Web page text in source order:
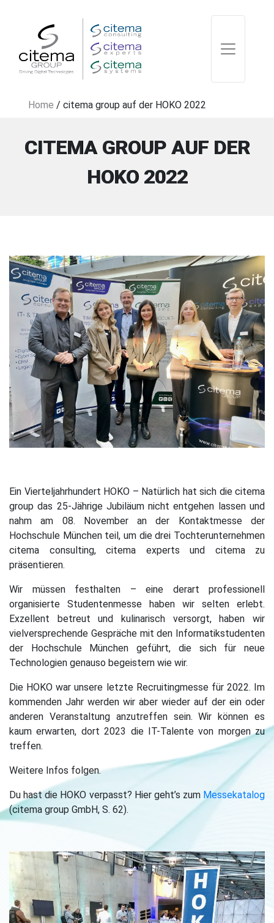
Home / citema group auf der HOKO 2022
CITEMA GROUP AUF DER
HOKO 2022
Ein Vierteljahrhundert HOKO – Natürlich hat sich die citema
group das 25-Jährige Jubiläum nicht entgehen lassen und
nahm am 08. November an der Kontaktmesse der
Hochschule München teil, um die drei Tochterunternehmen
citema consulting, citema experts und citema zu
präsentieren.
Wir müssen festhalten – eine derart professionell
organisierte Studentenmesse haben wir selten erlebt.
Exzellent betreut und kulinarisch versorgt, haben wir
vielversprechende Gespräche mit den Informatikstudenten
der Hochschule München geführt, die sich für neue
Technologien genauso begeistern wie wir.
Die HOKO war unsere letzte Recruitingmesse für 2022. Im
kommenden Jahr werden wir aber wieder auf der ein oder
anderen Veranstaltung anzutreffen sein. Wir können es
kaum erwarten, dort 2023 die IT-Talente von morgen zu
treffen.
Weitere Infos folgen.
Du hast die HOKO verpasst? Hier geht’s zum Messekatalog
(citema group GmbH, S. 62).